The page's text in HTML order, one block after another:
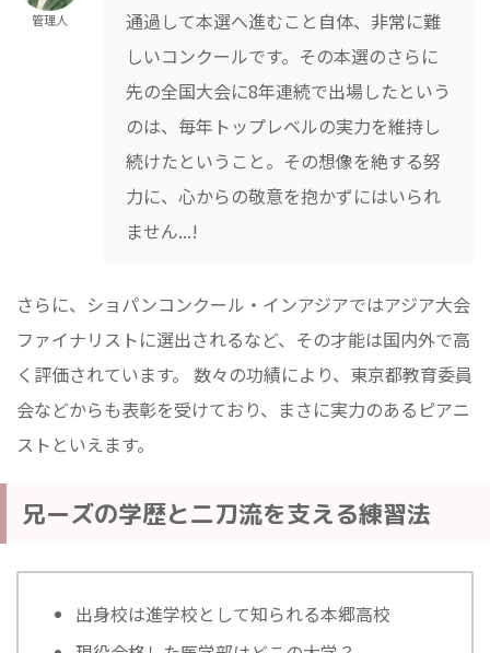
管理人
通過して本選へ進むこと自体、非常に難
しいコンクールです。その本選のさらに
先の全国大会に8年連続で出場したという
のは、毎年トップレベルの実力を維持し
続けたということ。その想像を絶する努
力に、心からの敬意を抱かずにはいられ
ません...!
さらに、ショパンコンクール・インアジアではアジア大会
ファイナリストに選出されるなど、その才能は国内外で高
く評価されています。 数々の功績により、東京都教育委員
会などからも表彰を受けており、まさに実力のあるピアニ
ストといえます。
兄ーズの学歴と二刀流を支える練習法
出身校は進学校として知られる本郷高校